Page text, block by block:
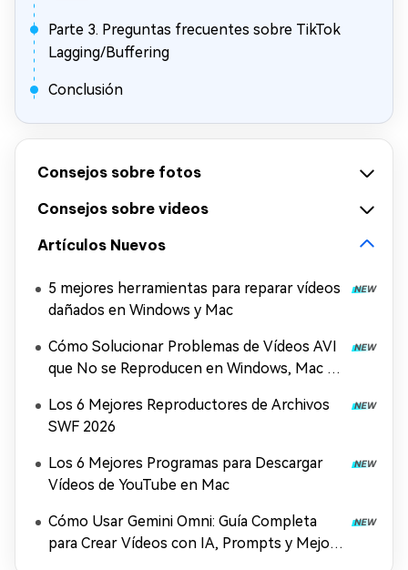
Parte 3. Preguntas frecuentes sobre TikTok
Lagging/Buffering
Conclusión
Consejos sobre fotos
Consejos sobre videos
Artículos Nuevos
5 mejores herramientas para reparar vídeos
dañados en Windows y Mac
Cómo Solucionar Problemas de Vídeos AVI
que No se Reproducen en Windows, Mac y
Los 6 Mejores Reproductores de Archivos
SWF 2026
Los 6 Mejores Programas para Descargar
Vídeos de YouTube en Mac
Cómo Usar Gemini Omni: Guía Completa
para Crear Vídeos con IA, Prompts y Mejora